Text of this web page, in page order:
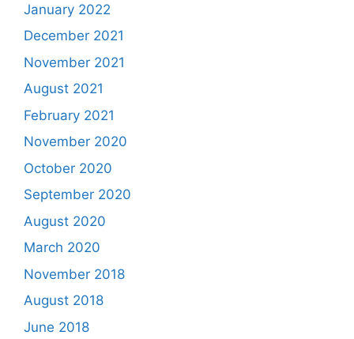
January 2022
December 2021
November 2021
August 2021
February 2021
November 2020
October 2020
September 2020
August 2020
March 2020
November 2018
August 2018
June 2018